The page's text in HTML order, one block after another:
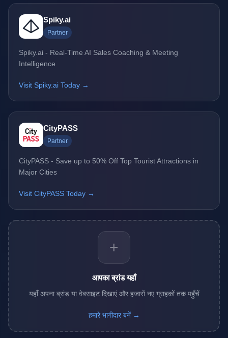
Spiky.ai
Partner
Spiky.ai - Real-Time AI Sales Coaching & Meeting
Intelligence
Visit Spiky.ai Today →
CityPASS
Partner
CityPASS - Save up to 50% Off Top Tourist Attractions in
Major Cities
Visit CityPASS Today →
+
आपका ब्रांड यहाँ
यहाँ अपना ब्रांड या वेबसाइट दिखाएं और हजारों नए ग्राहकों तक पहुँचें
हमारे भागीदार बनें →